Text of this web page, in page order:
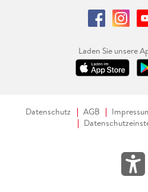
Laden Sie unsere
Datenschutz AGB